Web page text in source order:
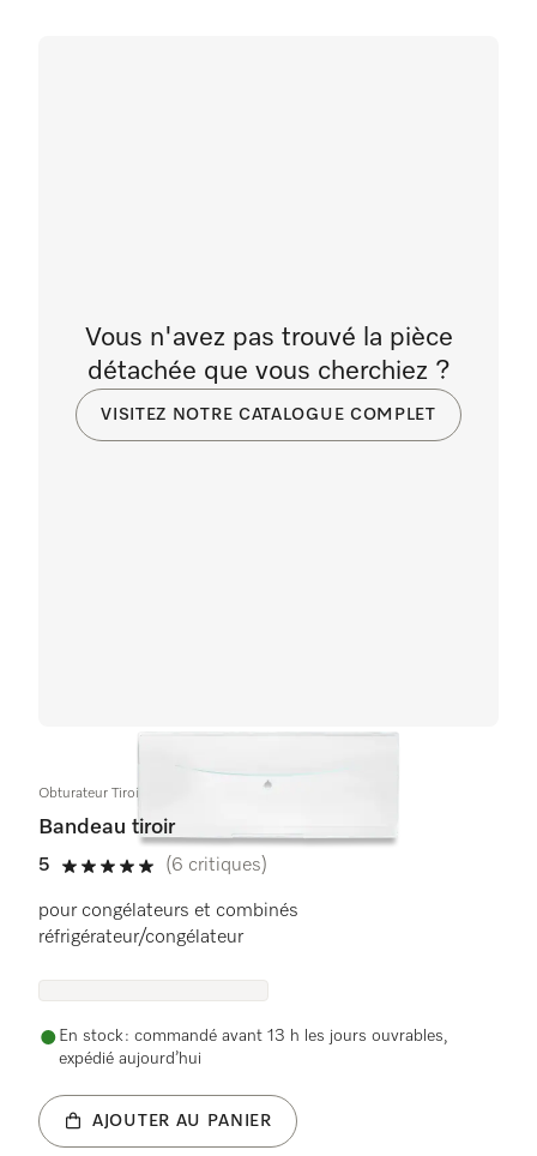
Obturateur Tiroir
Bandeau tiroir
5
5 étoiles sur 5
(6 critiques)
pour congélateurs et combinés
réfrigérateur/congélateur
En stock : commandé avant 13 h les jours ouvrables,
expédié aujourd’hui
AJOUTER AU PANIER
Vous n'avez pas trouvé la pièce
détachée que vous cherchiez ?
VISITEZ NOTRE CATALOGUE COMPLET